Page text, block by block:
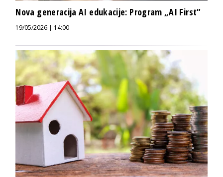
Nova generacija AI edukacije: Program „AI First“
19/05/2026 | 14:00